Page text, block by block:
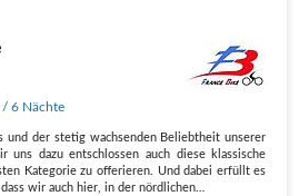
/ 6 Nächte
und der stetig wachsenden Beliebtheit unserer
uns dazu entschlossen auch diese klassische
Kategorie zu offerieren. Und dabei erfüllt es
wir auch hier, in der nördlichen…